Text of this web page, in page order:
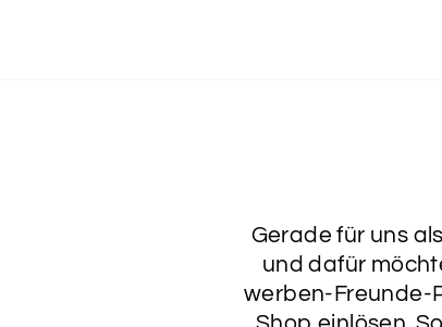
Gerade für uns
und dafür
werben-Freunde-